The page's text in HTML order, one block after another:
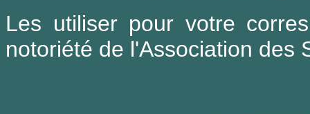
Les utiliser pour votre
notoriété de l'Association des